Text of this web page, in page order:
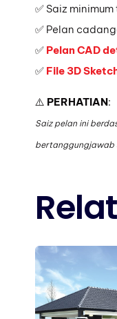
✅ Saiz
✅ Pelan
✅ Pelan CAD
✅ File 3D
⚠️ PERHATIAN:
Saiz pelan ini
bertanggungjawab